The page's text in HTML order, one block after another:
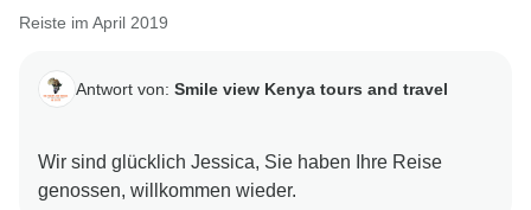
Reiste im April 2019
Antwort von: Smile view Kenya tours and travel
Wir sind glücklich Jessica, Sie haben Ihre Reise